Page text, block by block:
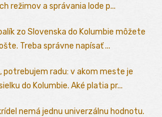
režimov a správania lode p...
zo Slovenska do Kolumbie môžete
Treba správne napísať ...
potrebujem radu: v akom meste je
do Kolumbie. Aké platia pr...
nemá jednu univerzálnu hodnotu.